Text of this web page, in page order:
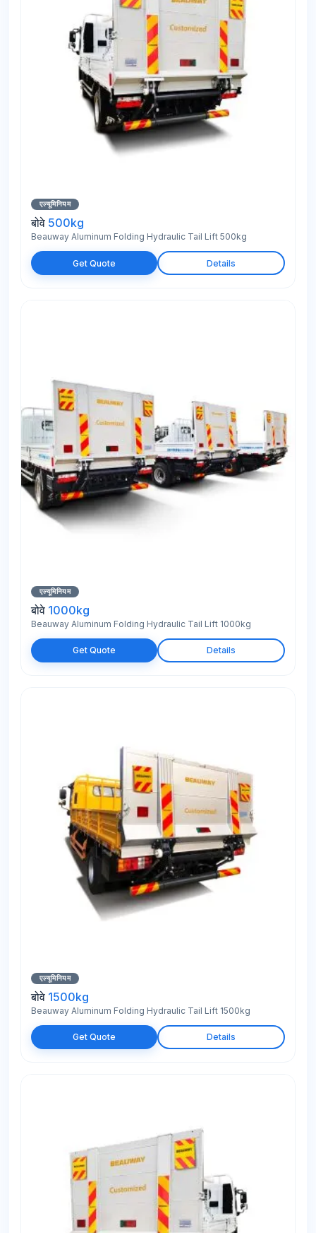
एल्यूमिनियम
बोवे 500kg
Beauway Aluminum Folding Hydraulic Tail Lift 500kg
Get Quote Details
एल्यूमिनियम
बोवे 1000kg
Beauway Aluminum Folding Hydraulic Tail Lift 1000kg
Get Quote Details
एल्यूमिनियम
बोवे 1500kg
Beauway Aluminum Folding Hydraulic Tail Lift 1500kg
Get Quote Details